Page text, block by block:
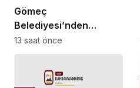
Gömeç
Belediyesi’nden
yangından etkilenen
üreticilere destek
13 saat önce